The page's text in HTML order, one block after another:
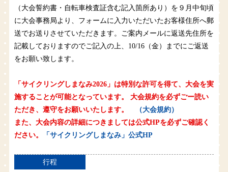
（大会誓約書・自転車検査証含む記入箇所あり）を９月中旬頃
に大会事務局より、フォームに入力いただいたお客様住所へ郵
送でお送りさせていただきます。ご案内メールに返送先住所を
記載しておりますのでご記入の上、10/16（金）までにご返送
をお願い致します。
「サイクリングしまなみ2026」は特別な許可を得て、大会を実
施することが可能となっています。 大会規約を必ずごー読い
ただき、遵守をお願いいたします。
（大会規約）
また、大会内容の詳細につきましては公式HPを必ずご確認く
ださい。
「サイクリングしまなみ」公式HP
行程